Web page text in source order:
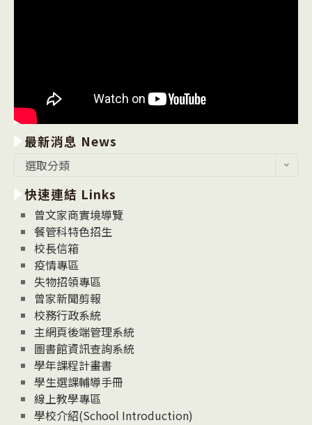
最新消息 News
消
息
News
選取分類
快速連結 Links
曾文家商實境導覽
餐管科特色招生
校長信箱
疫情專區
失物招領專區
曾家新聞剪報
校務行政系統
主網頁後端管理系統
圖書館資訊查詢系統
學年課程計畫書
學生選課輔導手冊
線上教學專區
學校介紹(School Introduction)